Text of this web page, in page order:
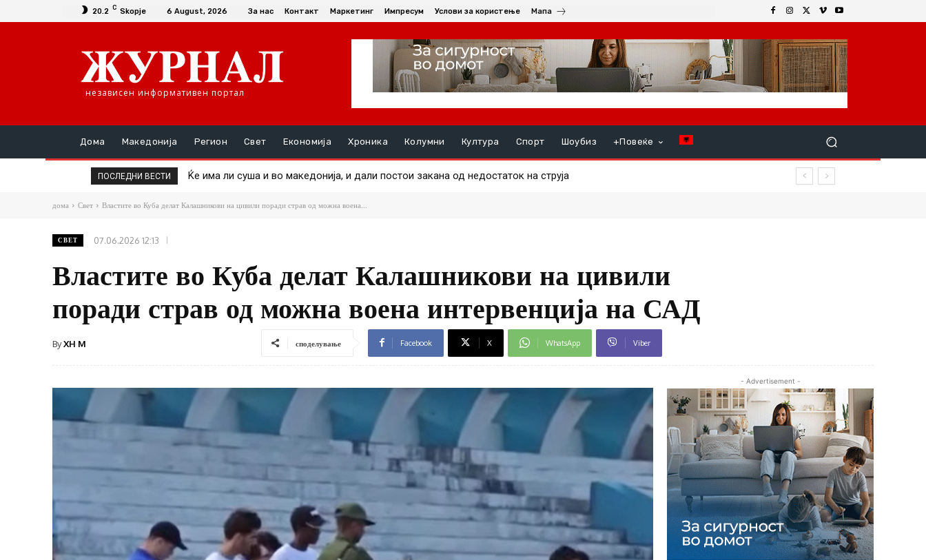
20.2 C Skopje 6 August, 2026 За нас Контакт Маркетинг Импресум Услови за користење Мапа
независен информативен портал
Дома Македонија Регион Свет Економија Хроника Колумни Култура Спорт Шоубиз +Повеќе
ПОСЛЕДНИ ВЕСТИ Ќе има ли суша и во македонија, и дали постои закана од недостаток на струја
Пекол во Србија: Изгоре маж во еден од пожарите
дома Свет Властите во Куба делат Калашникови на цивили поради страв од можна воена...
СВЕТ 07.06.2026 12:13
Властите во Куба делат Калашникови на цивили
поради страв од можна воена интервенција на САД
ByXH M споделување Facebook X WhatsApp Viber
- Advertisement -